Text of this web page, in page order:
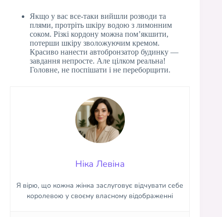
Якщо у вас все-таки вийшли розводи та
плями, протріть шкіру водою з лимонним
соком. Різкі кордону можна пом’якшити,
потерши шкіру зволожуючим кремом.
Красиво нанести автобронзатор будинку —
завдання непросте. Але цілком реальна!
Головне, не поспішати і не переборщити.
Ніка Левіна
Я вірю, що кожна жінка заслуговує відчувати себе
королевою у своєму власному відображенні